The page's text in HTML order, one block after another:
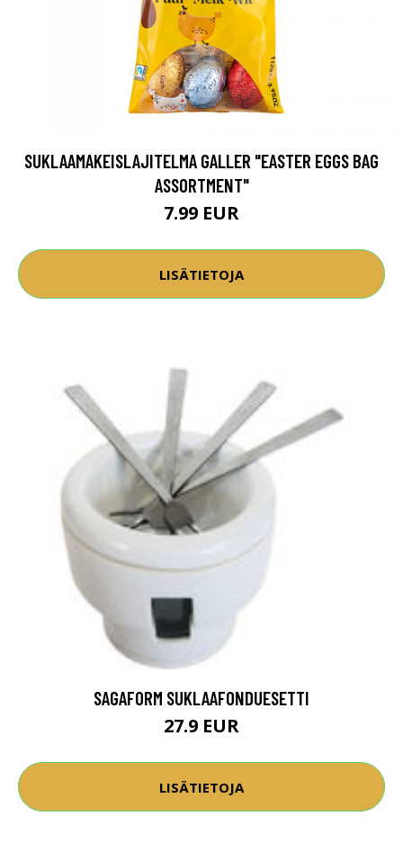
SUKLAAMAKEISLAJITELMA GALLER "EASTER EGGS BAG
ASSORTMENT"
7.99 EUR
LISÄTIETOJA
SAGAFORM SUKLAAFONDUESETTI
27.9 EUR
LISÄTIETOJA